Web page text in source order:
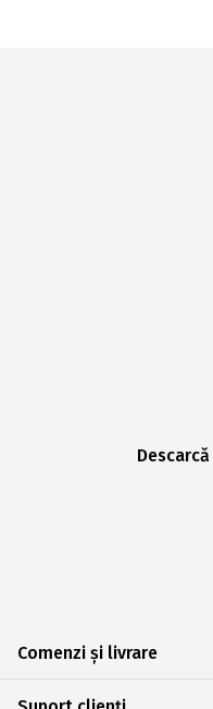
Comenzi și livrare